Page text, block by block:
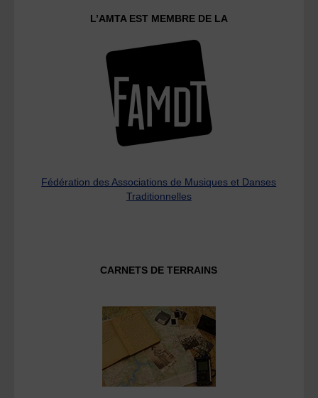
L’AMTA EST MEMBRE DE LA
Fédération des Associations de Musiques et Danses
Traditionnelles
CARNETS DE TERRAINS